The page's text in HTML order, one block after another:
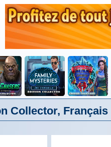
Collector, Français